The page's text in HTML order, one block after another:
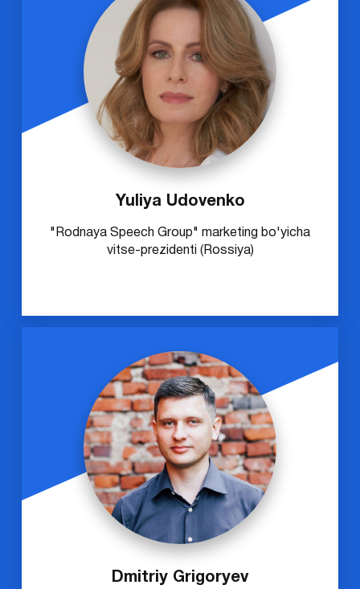
Yuliya Udovenko
"Rodnaya Speech Group" marketing bo'yicha
vitse-prezidenti (Rossiya)
Dmitriy Grigoryev